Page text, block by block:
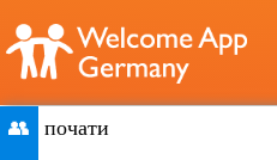
👥
почати